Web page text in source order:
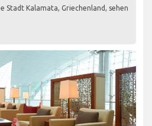
Stadt Kalamata, Griechenland, sehen